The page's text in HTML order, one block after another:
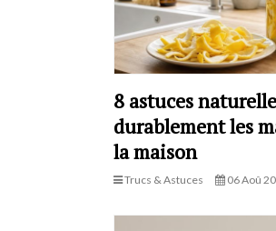
8 astuces
durablement les
la maison
Trucs & Astuces 06 Aoû